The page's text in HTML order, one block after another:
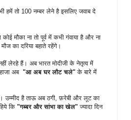
हमें तो 100 नम्बर लेने है इसलिए जवाब दे
मौका ना तो पूर्व में कभी गंवाया है और ना
का दरिया बहाते रहेंगे।
लेरहे हैं। अब भारत मोदीजी के नेतृत्व में
अब "आ अब घर लौट चले" के बारे में
उम्मीद है ताऊ अब ठगी, फ़रेबी और लूट का
कि "गब्बर और सांभा का खेल" ज्यादा दिन